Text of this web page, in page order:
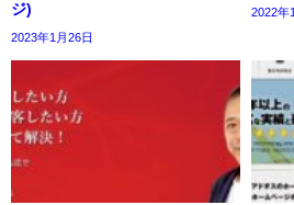
ジ)
2023年1月26日
2022年